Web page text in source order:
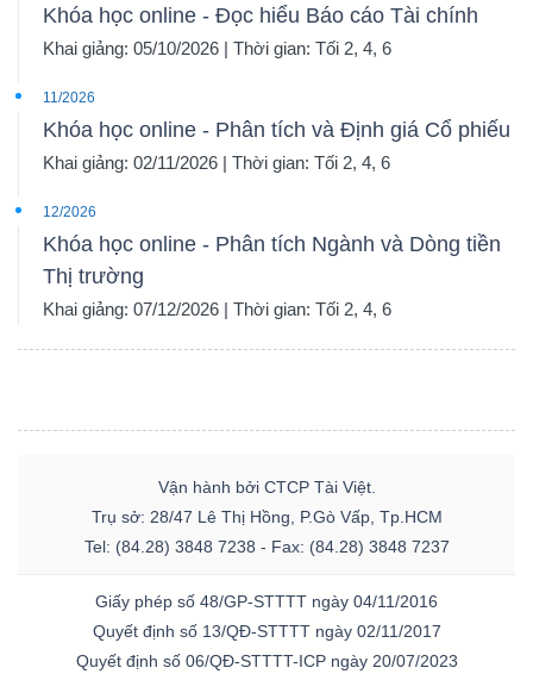
Khóa học online - Đọc hiểu Báo cáo Tài chính
Khai giảng: 05/10/2026 | Thời gian: Tối 2, 4, 6
11/2026
Khóa học online - Phân tích và Định giá Cổ phiếu
Khai giảng: 02/11/2026 | Thời gian: Tối 2, 4, 6
12/2026
Khóa học online - Phân tích Ngành và Dòng tiền
Thị trường
Khai giảng: 07/12/2026 | Thời gian: Tối 2, 4, 6
Vận hành bởi CTCP Tài Việt.
Trụ sở: 28/47 Lê Thị Hồng, P.Gò Vấp, Tp.HCM
Tel: (84.28) 3848 7238 - Fax: (84.28) 3848 7237
Giấy phép số 48/GP-STTTT ngày 04/11/2016
Quyết định số 13/QĐ-STTTT ngày 02/11/2017
Quyết định số 06/QĐ-STTTT-ICP ngày 20/07/2023